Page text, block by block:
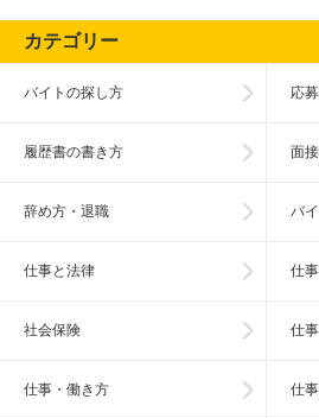
カテゴリー
バイトの探し方 応
履歴書の書き方 面
辞め方・退職 バ
仕事と法律 仕
社会保険 仕
仕事・働き方 仕